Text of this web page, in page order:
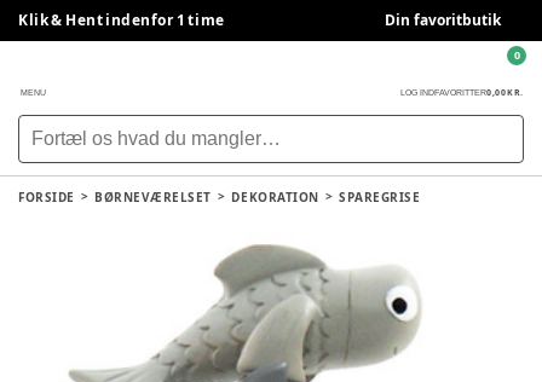
Klik & Hent indenfor 1 time Din favoritbutik
MENU LOG INDFAVORITTER0,00 KR.
0
FORSIDE BØRNEVÆRELSET DEKORATION SPAREGRISE